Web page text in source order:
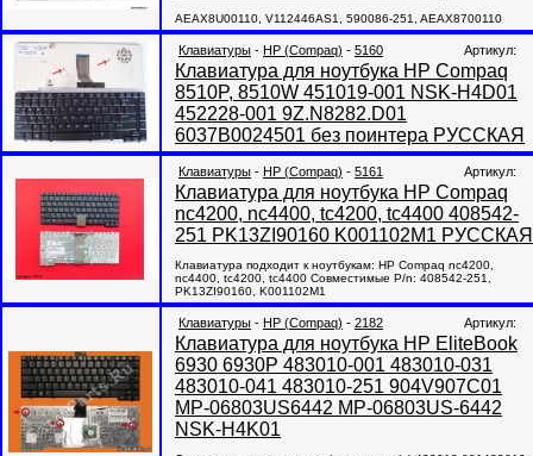
AEAX8U00110, V112446AS1, 590086-251, AEAX8700110
Клавиатуры - HP (Compaq) - 5160 Артикул:
Клавиатура для ноутбука HP Compaq
8510P, 8510W 451019-001 NSK-H4D01
452228-001 9Z.N8282.D01
6037B0024501 без поинтера РУССКАЯ
Клавиатуры - HP (Compaq) - 5161 Артикул:
Клавиатура для ноутбука HP Compaq
nc4200, nc4400, tc4200, tc4400 408542-
251 PK13ZI90160 K001102M1 РУССКАЯ
Клавиатура подходит к ноутбукам: HP Compaq nc4200,
nc4400, tc4200, tc4400 Совместимые P/n: 408542-251,
PK13ZI90160, K001102M1
Клавиатуры - HP (Compaq) - 2182 Артикул:
Клавиатура для ноутбука HP EliteBook
6930 6930P 483010-001 483010-031
483010-041 483010-251 904V907C01
MP-06803US6442 MP-06803US-6442
NSK-H4K01